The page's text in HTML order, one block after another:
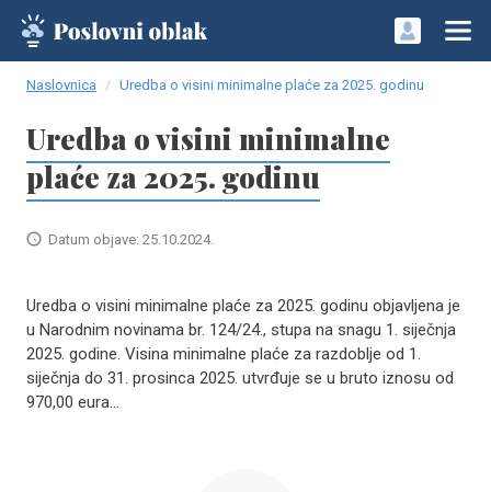
Naslovnica Uredba o visini minimalne plaće za 2025. godinu
Uredba o visini minimalne
plaće za 2025. godinu
Datum objave: 25.10.2024.
Uredba o visini minimalne plaće za 2025. godinu objavljena je
u Narodnim novinama br. 124/24., stupa na snagu 1. siječnja
2025. godine. Visina minimalne plaće za razdoblje od 1.
siječnja do 31. prosinca 2025. utvrđuje se u bruto iznosu od
970,00 eura...